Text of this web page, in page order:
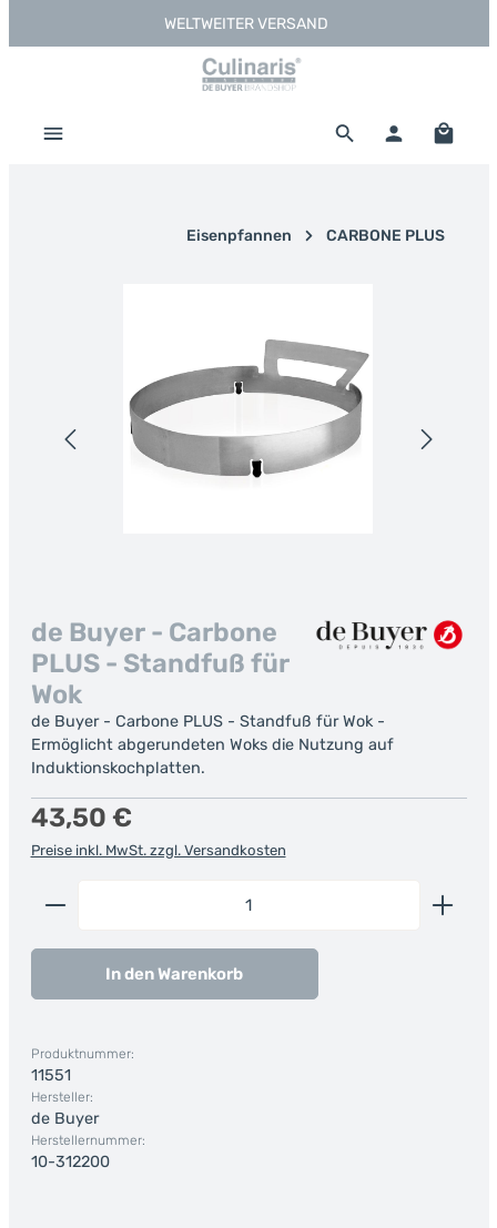
Zum Hauptinhalt springenWELTWEITER VERSAND
Eisenpfannen CARBONE PLUS
de Buyer - Carbone
PLUS - Standfuß für
Wok
de Buyer - Carbone PLUS - Standfuß für Wok -
Ermöglicht abgerundeten Woks die Nutzung auf
Induktionskochplatten.
Regulärer Preis:
43,50 €
Preise inkl. MwSt. zzgl. Versandkosten
Produkt Anzahl: Gib den gewünschten Wert ein
In den Warenkorb
Produktnummer:
11551
Hersteller:
de Buyer
Herstellernummer:
10-312200